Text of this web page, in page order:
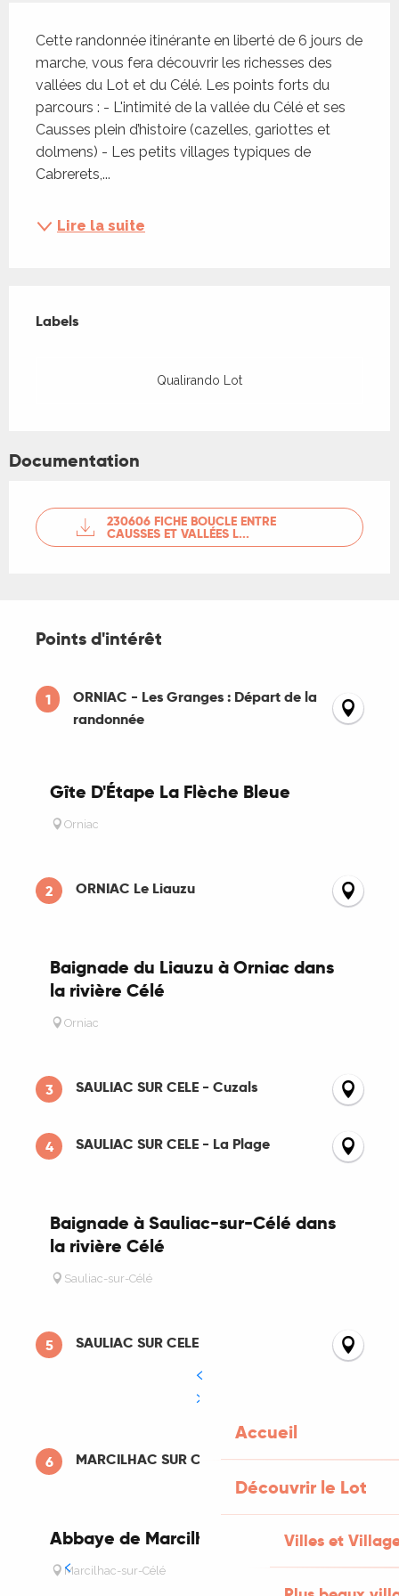
Accueil
Découvrir le Lot
Villes et
Cette randonnée itinérante en liberté de 6 jours de
marche, vous fera découvrir les richesses des
vallées du Lot et du Célé. Les points forts du
parcours : - L'intimité de la vallée du Célé et ses
Causses plein d’histoire (cazelles, gariottes et
dolmens) - Les petits villages typiques de
Cabrerets,...
Lire la suite
Labels
Labels
Qualirando Lot
Documentation
230606 FICHE BOUCLE ENTRE
CAUSSES ET VALLÉES L...
Points d'intérêt
1
ORNIAC - Les Granges : Départ de la
randonnée
Gîte D'Étape La Flèche Bleue
Orniac
2 ORNIAC Le Liauzu
Baignade du Liauzu à Orniac dans
la rivière Célé
Orniac
3 SAULIAC SUR CELE - Cuzals
4 SAULIAC SUR CELE - La Plage
Baignade à Sauliac-sur-Célé dans
la rivière Célé
Sauliac-sur-Célé
5 SAULIAC SUR CELE
6 MARCILHAC SUR CELE
Abbaye de Marcilhac
Marcilhac-sur-Célé